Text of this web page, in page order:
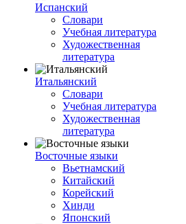
Испанский
Словари
Учебная литература
Художественная
литература
Итальянский
Словари
Учебная литература
Художественная
литература
Восточные языки
Вьетнамский
Китайский
Корейский
Хинди
Японский